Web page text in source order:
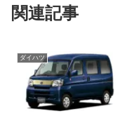
関連記事
ダイハツ